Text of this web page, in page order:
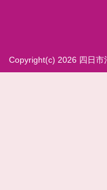
Copyright(c) 2026 四日